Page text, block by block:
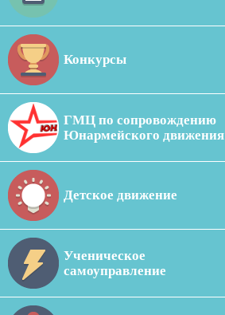
Конкурсы
ГМЦ по сопровождению
Юнармейского движения
Детское движение
Ученическое
самоуправление